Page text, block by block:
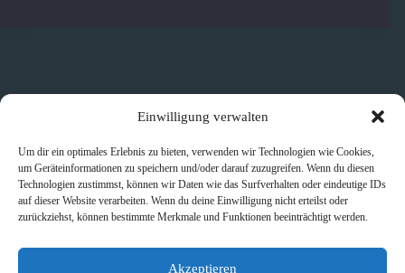
Einwilligung verwalten
Um dir ein optimales Erlebnis zu bieten, verwenden wir Technologien wie Cookies,
um Geräteinformationen zu speichern und/oder darauf zuzugreifen. Wenn du diesen
Technologien zustimmst, können wir Daten wie das Surfverhalten oder eindeutige IDs
auf dieser Website verarbeiten. Wenn du deine Einwilligung nicht erteilst oder
zurückziehst, können bestimmte Merkmale und Funktionen beeinträchtigt werden.
Akzeptieren